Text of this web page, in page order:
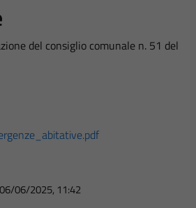
del consiglio comunale n. 51 del
06/06/2025, 11:42